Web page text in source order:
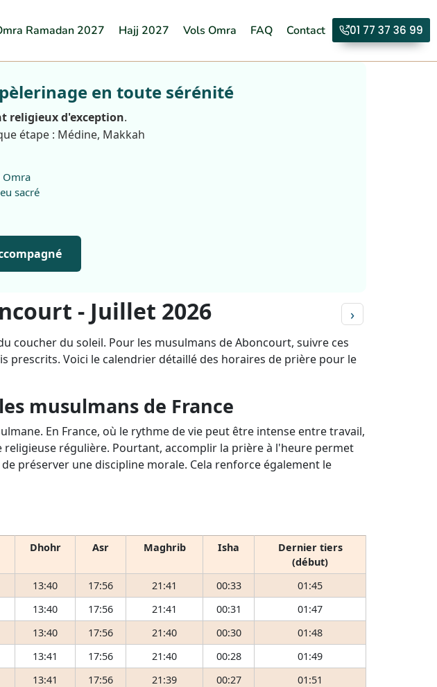
Ramadan 2027 Hajj 2027 Vols Omra FAQ Contact 01 77 37 36 99
en toute sérénité
religieux d'exception.
étape : Médine, Makkah
Omra
sacré
- Juillet 2026 ›
coucher du soleil. Pour les musulmans de Aboncourt, suivre ces
prescrits. Voici le calendrier détaillé des horaires de prière pour le
musulmans de France
En France, où le rythme de vie peut être intense entre travail,
régulière. Pourtant, accomplir la prière à l'heure permet
préserver une discipline morale. Cela renforce également le
Dhohr Asr Maghrib Isha
Dernier tiers
(début)
13:40 17:56 21:41 00:33
01:45
13:40 17:56 21:41 00:31
01:47
13:40 17:56 21:40 00:30
01:48
13:41 17:56 21:40 00:28
01:49
13:41 17:56 21:39 00:27
01:51